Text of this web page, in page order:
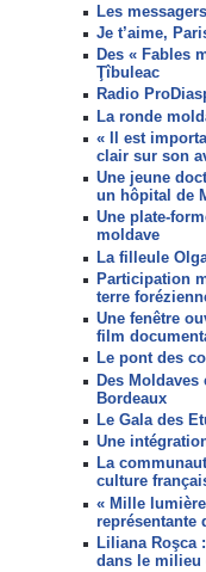
Les
Je t’aime,
Des « Fables
Ţîbuleac
Radio
La ronde
« Il est
clair sur son
Une jeune
un hôpital de
Une plate-
moldave
La filleule
Participation
terre
Une fenêtre
film
Le pont des
Des
Bordeaux
Le Gala des
Une
La
culture
« Mille
représentante
Liliana Roşca
dans le milieu